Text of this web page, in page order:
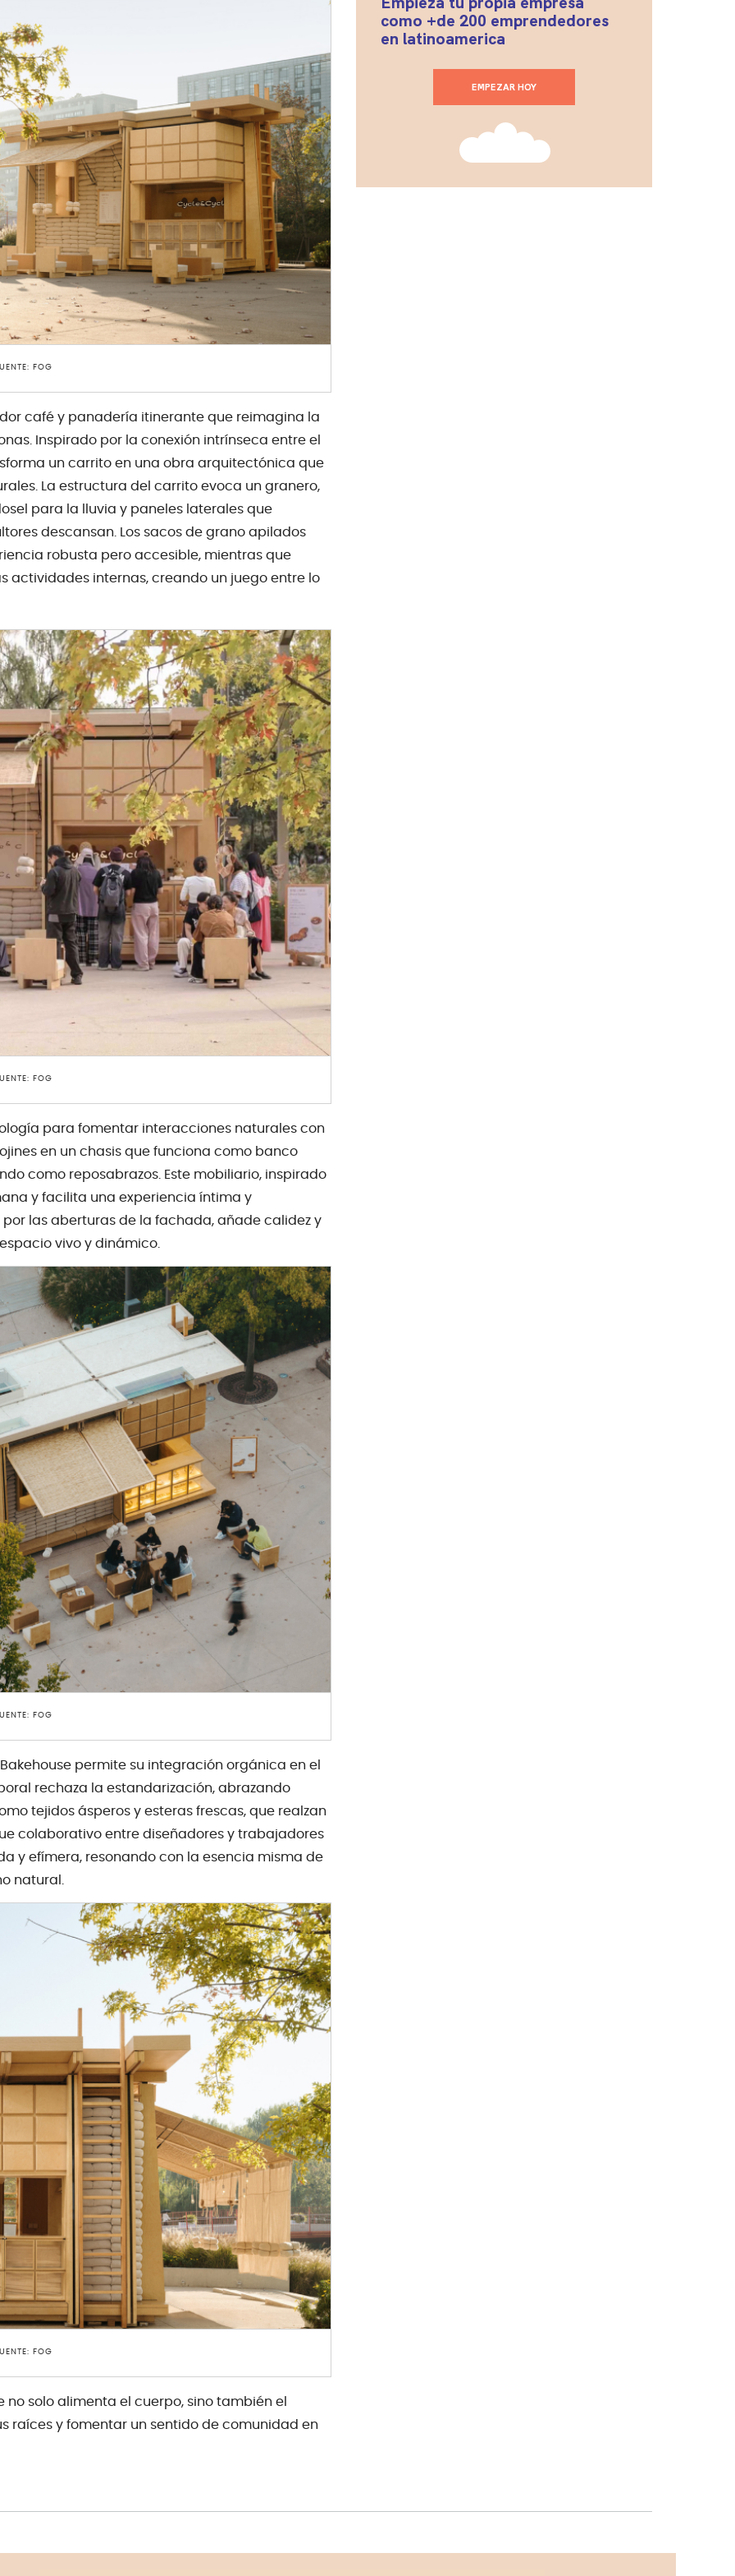
FOG
café y panadería itinerante que reimagina la
Inspirado por la conexión intrínseca entre el
un carrito en una obra arquitectónica que
La estructura del carrito evoca un granero,
para la lluvia y paneles laterales que
descansan. Los sacos de grano apilados
robusta pero accesible, mientras que
actividades internas, creando un juego entre lo
FOG
para fomentar interacciones naturales con
en un chasis que funciona como banco
como reposabrazos. Este mobiliario, inspirado
y facilita una experiencia íntima y
las aberturas de la fachada, añade calidez y
vivo y dinámico.
FOG
permite su integración orgánica en el
rechaza la estandarización, abrazando
tejidos ásperos y esteras frescas, que realzan
colaborativo entre diseñadores y trabajadores
y efímera, resonando con la esencia misma de
natural.
FOG
solo alimenta el cuerpo, sino también el
raíces y fomentar un sentido de comunidad en
como +de 200 emprendedores
en latinoamerica
EMPEZAR HOY